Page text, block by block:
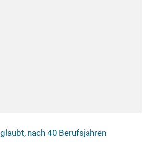
glaubt, nach 40 Berufsjahren